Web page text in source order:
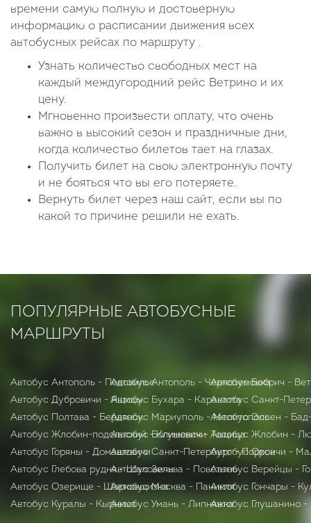
времени самую полную и достоверную
информацию о расписании движения всех
автобусных рейсах по маршруту .
Узнать количество свободных мест на
каждый междугородний рейс Ветрино и их
цену.
Мгновенно произвести оплату, что очень
важно в высокий сезон и праздничные дни,
когда количество билетов тает на глазах.
Получить билет на свою электронную почту
и не бояться что вы его потеряете.
Вернуть билет через наш сайт, если вы по
какой то причине решили не ехать.
ПОПУЛЯРНЫЕ АВТОБУСНЫЕ
МАРШРУТЫ
Автобус Антополь - Подсвилье
Автобус Дубровичи - Ящицы
Автобус Полтава - Бердянск
Автобус Жлобин-подольский - Климовичи
Автобус Горяны - Домашевичи
Автобус Глебова рудня - Шаловичи
Автобус Озерище - Шарковщизна
Автобус Куралы - Кырккыз
Автобус Антополь - Черноземовка
Автобус Бухара - Каракатта
Автобус Мариуполь - Мелитополь
Автобус Богушевск - Тощица
Автобус Санкт-Петербург - Порхов
Автобус Зельва - Повстынь
Автобус Москва - Паникля
Автобус Умань - Липняжка
Автобус Бобрич -
Автобус Санкт-
Автобус Эссен - Бад-
Автобус Жлобин -
Автобус Орсичи -
Автобус Верейцы -
Автобус Гончары -
Автобус Глушанино